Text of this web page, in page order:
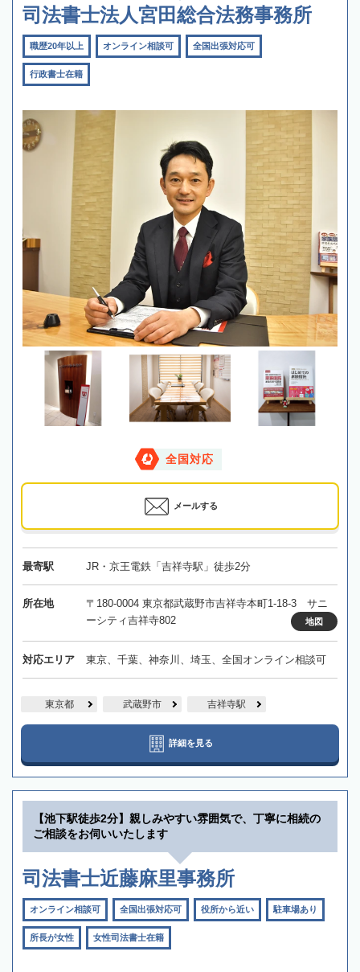
司法書士法人宮田総合法務事務所
職歴20年以上 オンライン相談可 全国出張対応可
行政書士在籍
全国対応
メールする
最寄駅 JR・京王電鉄「吉祥寺駅」徒歩2分
所在地
〒180-0004 東京都武蔵野市吉祥寺本町1-18-3 サニ
ーシティ吉祥寺802
地図
対応エリア 東京、千葉、神奈川、埼玉、全国オンライン相談可
東京都 武蔵野市 吉祥寺駅
詳細を見る
【池下駅徒歩2分】親しみやすい雰囲気で、丁寧に相続の
ご相談をお伺いいたします
司法書士近藤麻里事務所
オンライン相談可 全国出張対応可 役所から近い 駐車場あり
所長が女性 女性司法書士在籍